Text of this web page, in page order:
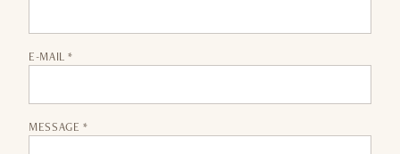
E-MAIL *
MESSAGE *